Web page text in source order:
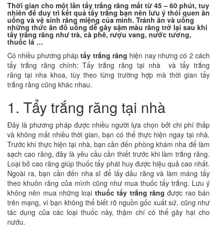
Thời gian cho một lần tẩy trắng răng mất từ 45 – 60 phút, tuy
nhiên để duy trì kết quả tẩy trắng bạn nên lưu ý thói quen ăn
uống và vệ sinh răng miệng của mình. Tránh ăn và uống
những thức ăn đồ uống dễ gây sậm màu răng trở lại sau khi
tẩy trăng răng như trà, cà phê, rượu vang, nước tương,
thuốc lá …
Có nhiều phương pháptẩy trắng răng hiện nay nhưng có 2 cách
tẩy trắng răng chính: Tẩy trắng răng tại nhà và tẩy trắng
răng tại nha khoa, tùy theo từng trường hợp mà thời gian tẩy
trắng răng cũng khác nhau.
1. Tẩy trắng răng tại nhà
Đây là phương pháp được nhiều người lựa chọn bởi chi phí thấp
và không mất nhiều thời gian, bạn có thể thực hiện ngay tại nhà.
Trước khi thực hiện tại nhà, bạn cần đến phòng khám nha để làm
sạch cao răng, đây là yêu cầu cần thiết trước khi làm trắng răng.
Loại bỏ cao răng giúp thuốc tẩy phát huy được hiệu quả cao nhất.
Ngoài ra, bạn cần đến nha sĩ để lấy dấu răng và làm máng tẩy
theo khuôn răng của mình cũng như mua thuốc tẩy trắng. Lưu ý
không nên mua những loại thuốc tẩy trắng răng được rao bán
trên mạng, vì bạn không thể biết rõ nguồn gốc xuất sứ, cũng như
tác dụng của các loại thuốc này, thậm chí có thể gây hại cho
nướu.